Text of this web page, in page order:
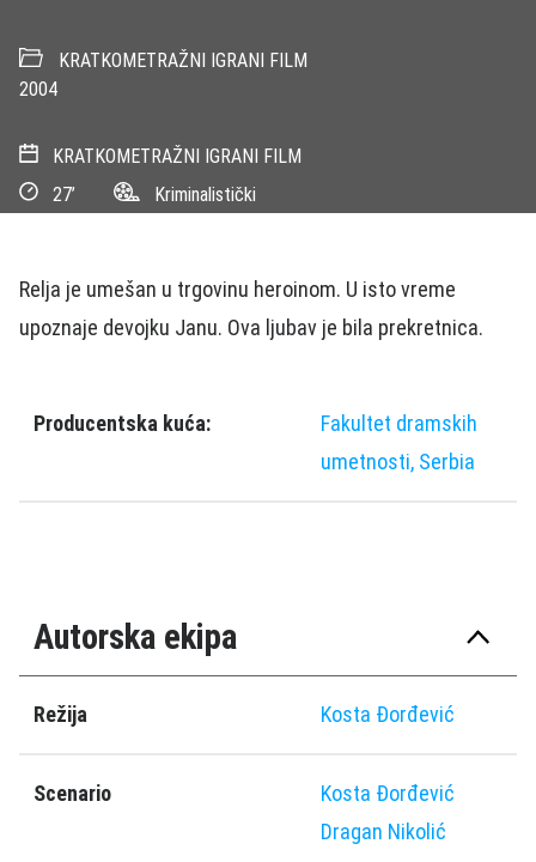
KRATKOMETRAŽNI IGRANI FILM
2004
KRATKOMETRAŽNI IGRANI FILM
27’
Kriminalistički
Relja je umešan u trgovinu heroinom. U isto vreme
upoznaje devojku Janu. Ova ljubav je bila prekretnica.
Producentska kuća:
Fakultet dramskih
umetnosti, Serbia
Autorska ekipa
Režija Kosta Ðorđević
Scenario
Kosta Ðorđević
Dragan Nikolić